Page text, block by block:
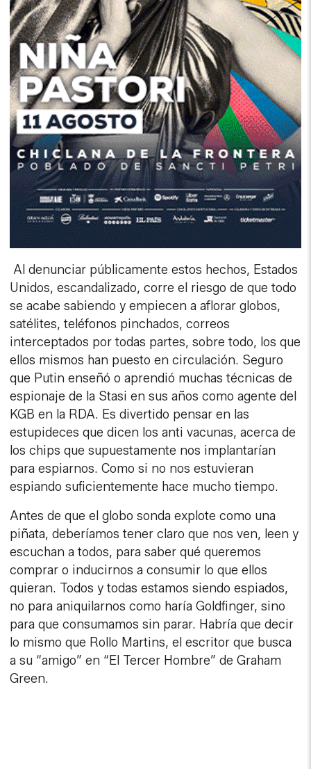
Al denunciar públicamente estos hechos, Estados
Unidos, escandalizado, corre el riesgo de que todo
se acabe sabiendo y empiecen a aflorar globos,
satélites, teléfonos pinchados, correos
interceptados por todas partes, sobre todo, los que
ellos mismos han puesto en circulación. Seguro
que Putin enseñó o aprendió muchas técnicas de
espionaje de la Stasi en sus años como agente del
KGB en la RDA. Es divertido pensar en las
estupideces que dicen los anti vacunas, acerca de
los chips que supuestamente nos implantarían
para espiarnos. Como si no nos estuvieran
espiando suficientemente hace mucho tiempo.
Antes de que el globo sonda explote como una
piñata, deberíamos tener claro que nos ven, leen y
escuchan a todos, para saber qué queremos
comprar o inducirnos a consumir lo que ellos
quieran. Todos y todas estamos siendo espiados,
no para aniquilarnos como haría Goldfinger, sino
para que consumamos sin parar. Habría que decir
lo mismo que Rollo Martins, el escritor que busca
a su “amigo” en “El Tercer Hombre” de Graham
Green.